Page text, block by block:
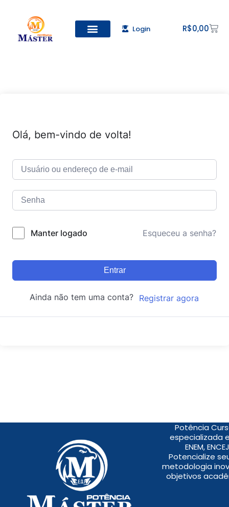
Login R$0,00
Olá, bem-vindo de volta!
Manter logado Esqueceu a senha?
Entrar
Ainda não tem uma conta? Registrar agora
Potência
especializada
ENEM,
Potencialize
metodologia
objetivos